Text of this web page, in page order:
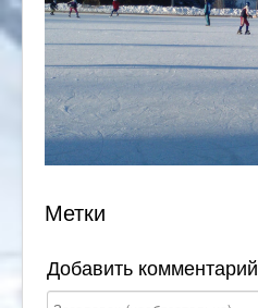
Метки
Добавить комментарий